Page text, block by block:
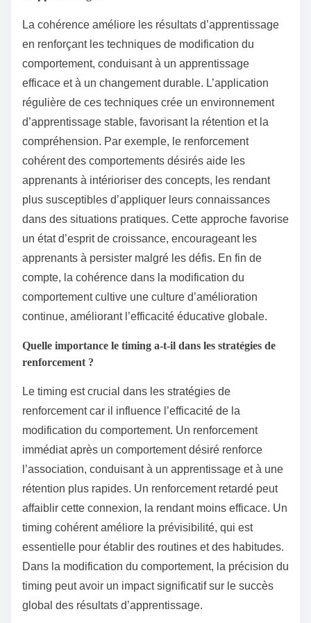
La cohérence améliore les résultats d’apprentissage
en renforçant les techniques de modification du
comportement, conduisant à un apprentissage
efficace et à un changement durable. L’application
régulière de ces techniques crée un environnement
d’apprentissage stable, favorisant la rétention et la
compréhension. Par exemple, le renforcement
cohérent des comportements désirés aide les
apprenants à intérioriser des concepts, les rendant
plus susceptibles d’appliquer leurs connaissances
dans des situations pratiques. Cette approche favorise
un état d’esprit de croissance, encourageant les
apprenants à persister malgré les défis. En fin de
compte, la cohérence dans la modification du
comportement cultive une culture d’amélioration
continue, améliorant l’efficacité éducative globale.
Quelle importance le timing a-t-il dans les stratégies de
renforcement ?
Le timing est crucial dans les stratégies de
renforcement car il influence l’efficacité de la
modification du comportement. Un renforcement
immédiat après un comportement désiré renforce
l’association, conduisant à un apprentissage et à une
rétention plus rapides. Un renforcement retardé peut
affaiblir cette connexion, la rendant moins efficace. Un
timing cohérent améliore la prévisibilité, qui est
essentielle pour établir des routines et des habitudes.
Dans la modification du comportement, la précision du
timing peut avoir un impact significatif sur le succès
global des résultats d’apprentissage.